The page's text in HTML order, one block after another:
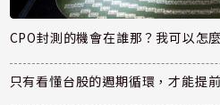
CPO封測的機會在誰那？我可以怎
只有看懂台股的週期循環，才能提